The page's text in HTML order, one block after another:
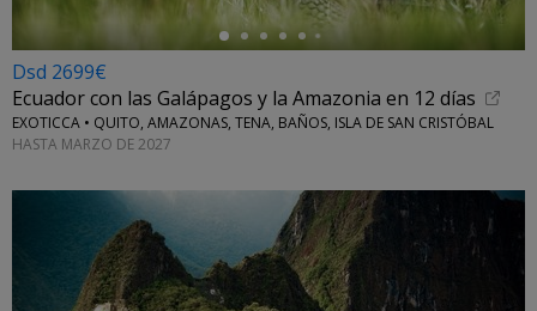
Dsd 2699€
Ecuador con las Galápagos y la Amazonia en 12 días
EXOTICCA • QUITO, AMAZONAS, TENA, BAÑOS, ISLA DE SAN CRISTÓBAL
HASTA MARZO DE 2027